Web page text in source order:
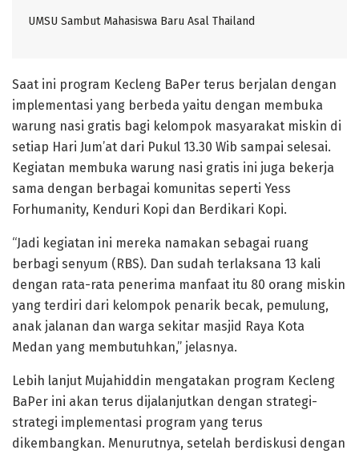
UMSU Sambut Mahasiswa Baru Asal Thailand
Saat ini program Kecleng BaPer terus berjalan dengan
implementasi yang berbeda yaitu dengan membuka
warung nasi gratis bagi kelompok masyarakat miskin di
setiap Hari Jum’at dari Pukul 13.30 Wib sampai selesai.
Kegiatan membuka warung nasi gratis ini juga bekerja
sama dengan berbagai komunitas seperti Yess
Forhumanity, Kenduri Kopi dan Berdikari Kopi.
“Jadi kegiatan ini mereka namakan sebagai ruang
berbagi senyum (RBS). Dan sudah terlaksana 13 kali
dengan rata-rata penerima manfaat itu 80 orang miskin
yang terdiri dari kelompok penarik becak, pemulung,
anak jalanan dan warga sekitar masjid Raya Kota
Medan yang membutuhkan,” jelasnya.
Lebih lanjut Mujahiddin mengatakan program Kecleng
BaPer ini akan terus dijalanjutkan dengan strategi-
strategi implementasi program yang terus
dikembangkan. Menurutnya, setelah berdiskusi dengan